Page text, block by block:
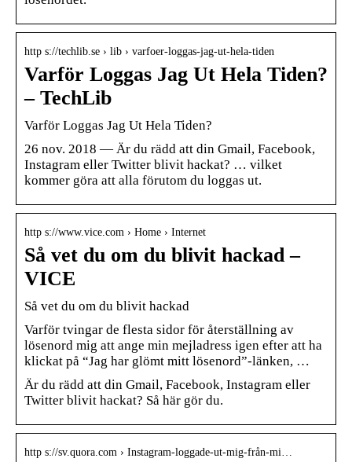
http s://techlib.se › lib › varfoer-loggas-jag-ut-hela-tiden
Varför Loggas Jag Ut Hela Tiden?
– TechLib
Varför Loggas Jag Ut Hela Tiden?
26 nov. 2018 — Är du rädd att din Gmail, Facebook,
Instagram eller Twitter blivit hackat? … vilket
kommer göra att alla förutom du loggas ut.
http s://www.vice.com › Home › Internet
Så vet du om du blivit hackad –
VICE
Så vet du om du blivit hackad
Varför tvingar de flesta sidor för återställning av
lösenord mig att ange min mejladress igen efter att ha
klickat på “Jag har glömt mitt lösenord”-länken, …
Är du rädd att din Gmail, Facebook, Instagram eller
Twitter blivit hackat? Så här gör du.
http s://sv.quora.com › Instagram-loggade-ut-mig-från-mi…